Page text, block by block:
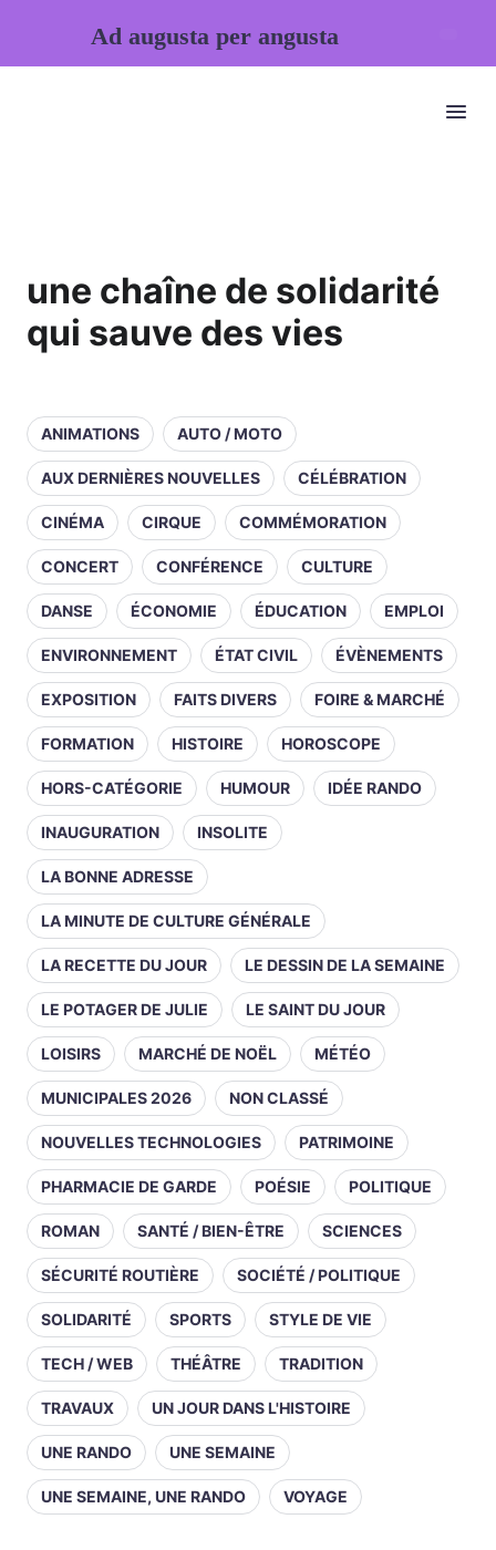
une chaîne de solidarité
qui sauve des vies
ANIMATIONS AUTO / MOTO
AUX DERNIÈRES NOUVELLES CÉLÉBRATION
CINÉMA CIRQUE COMMÉMORATION
CONCERT CONFÉRENCE CULTURE
DANSE ÉCONOMIE ÉDUCATION EMPLOI
ENVIRONNEMENT ÉTAT CIVIL ÉVÈNEMENTS
EXPOSITION FAITS DIVERS FOIRE & MARCHÉ
FORMATION HISTOIRE HOROSCOPE
HORS-CATÉGORIE HUMOUR IDÉE RANDO
INAUGURATION INSOLITE
LA BONNE ADRESSE
LA MINUTE DE CULTURE GÉNÉRALE
LA RECETTE DU JOUR LE DESSIN DE LA SEMAINE
LE POTAGER DE JULIE LE SAINT DU JOUR
LOISIRS MARCHÉ DE NOËL MÉTÉO
MUNICIPALES 2026 NON CLASSÉ
NOUVELLES TECHNOLOGIES PATRIMOINE
PHARMACIE DE GARDE POÉSIE POLITIQUE
ROMAN SANTÉ / BIEN-ÊTRE SCIENCES
SÉCURITÉ ROUTIÈRE SOCIÉTÉ / POLITIQUE
SOLIDARITÉ SPORTS STYLE DE VIE
TECH / WEB THÉÂTRE TRADITION
TRAVAUX UN JOUR DANS L'HISTOIRE
UNE RANDO UNE SEMAINE
UNE SEMAINE, UNE RANDO VOYAGE
Ad augusta per angusta